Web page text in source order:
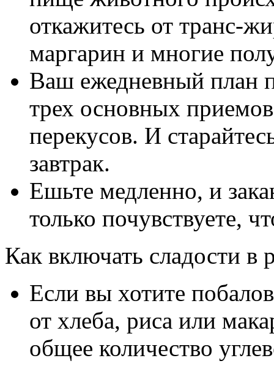
откажитесь от транс-
маргарин и многие
Ваш ежедневный план
трех основных
перекусов. И
завтрак.
Ешьте медленно, и
только почувствуете,
Как включать сладости в
Если вы хотите
от хлеба, риса или
общее количество